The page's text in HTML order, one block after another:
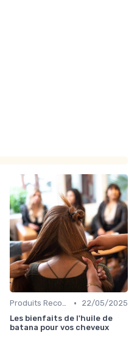
Produits Recommandés •
22/05/2025
Les bienfaits de l'huile de
batana pour vos cheveux